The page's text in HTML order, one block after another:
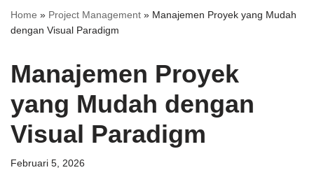
Home » Project Management » Manajemen Proyek yang Mudah
dengan Visual Paradigm
Manajemen Proyek
yang Mudah dengan
Visual Paradigm
Februari 5, 2026